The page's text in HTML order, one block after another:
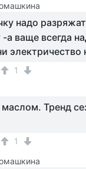
надо
а ваще всегда
электричество
1
маслом. Тренд
1